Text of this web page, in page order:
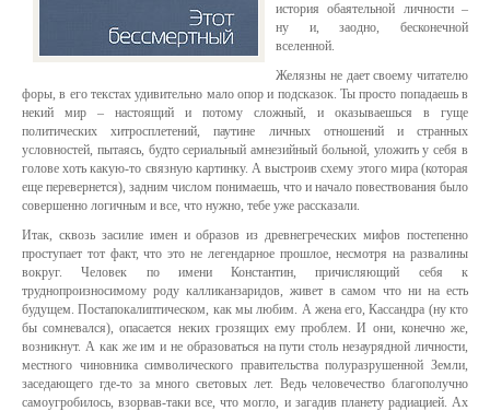
история обаятельной личности –
ну и, заодно, бесконечной
вселенной.
Желязны не дает своему читателю
форы, в его текстах удивительно мало опор и подсказок. Ты просто попадаешь в
некий мир – настоящий и потому сложный, и оказываешься в гуще
политических хитросплетений, паутине личных отношений и странных
условностей, пытаясь, будто сериальный амнезийный больной, уложить у себя в
голове хоть какую-то связную картинку. А выстроив схему этого мира (которая
еще перевернется), задним числом понимаешь, что и начало повествования было
совершенно логичным и все, что нужно, тебе уже рассказали.
Итак, сквозь засилие имен и образов из древнегреческих мифов постепенно
проступает тот факт, что это не легендарное прошлое, несмотря на развалины
вокруг. Человек по имени Константин, причисляющий себя к
труднопроизносимому роду калликанзаридов, живет в самом что ни на есть
будущем. Постапокалиптическом, как мы любим. А жена его, Кассандра (ну кто
бы сомневался), опасается неких грозящих ему проблем. И они, конечно же,
возникнут. А как же им и не образоваться на пути столь незаурядной личности,
местного чиновника символического правительства полуразрушенной Земли,
заседающего где-то за много световых лет. Ведь человечество благополучно
самоугробилось, взорвав-таки все, что могло, и загадив планету радиацией. Ах